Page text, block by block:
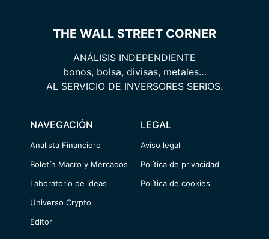
THE WALL STREET CORNER
ANÁLISIS INDEPENDIENTE
bonos, bolsa, divisas, metales…
AL SERVICIO DE INVERSORES SERIOS.
NAVEGACIÓN
Analista Financiero
Boletín Macro y Mercados
Laboratorio de ideas
Universo Crypto
Editor
LEGAL
Aviso legal
Política de privacidad
Política de cookies